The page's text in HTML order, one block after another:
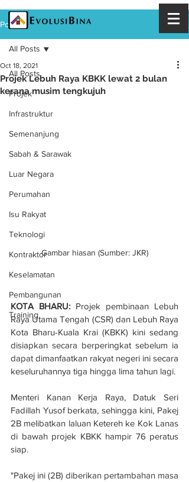
Post
All Posts
Projek
Infrastruktur
Semenanjung
Sabah & Sarawak
Luar Negara
Perumahan
Isu Rakyat
Teknologi
Kontraktor
Keselamatan
Pembangunan
Training
All Posts
Projek Lebuh Raya KBKK lewat 2 bulan
kerana musim tengkujuh
Oct 18, 2021
Gambar hiasan (Sumber: JKR)
KOTA BHARU: Projek pembinaan Lebuh
Raya Utama Tengah (CSR) dan Lebuh Raya
Kota Bharu-Kuala Krai (KBKK) kini sedang
disiapkan secara berperingkat sebelum ia
dapat dimanfaatkan rakyat negeri ini secara
keseluruhannya tiga hingga lima tahun lagi.
Menteri Kanan Kerja Raya, Datuk Seri
Fadillah Yusof berkata, sehingga kini, Pakej
2B melibatkan laluan Ketereh ke Kok Lanas
di bawah projek KBKK hampir 76 peratus
siap.
"Pakej ini (2B) diberikan pertambahan masa